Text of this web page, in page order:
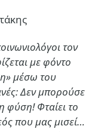
τον
με φόντο
μέσω του
Δεν μπορούσε
η φύση! Φταίει το
που μας μισεί…